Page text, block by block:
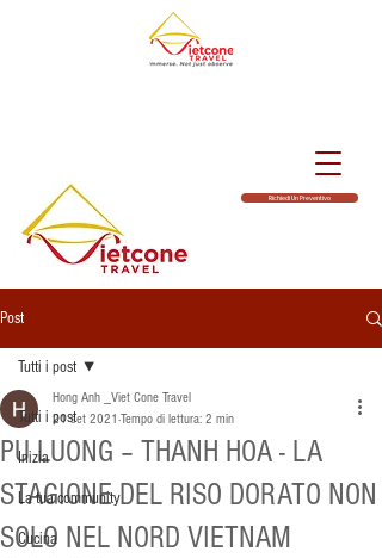
Richiedi Un Preventivo
Post
Tutti i post
Inizia
La tua community
Cucina
Tutti i post
PU LUONG – THANH HOA - LA
STAGIONE DEL RISO DORATO NON
SOLO NEL NORD VIETNAM
Hong Anh _Viet Cone Travel
21 set 2021 Tempo di lettura: 2 min